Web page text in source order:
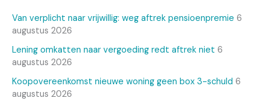
Van verplicht naar vrijwillig: weg aftrek pensioenpremie 6
augustus 2026
Lening omkatten naar vergoeding redt aftrek niet 6
augustus 2026
Koopovereenkomst nieuwe woning geen box 3-schuld 6
augustus 2026